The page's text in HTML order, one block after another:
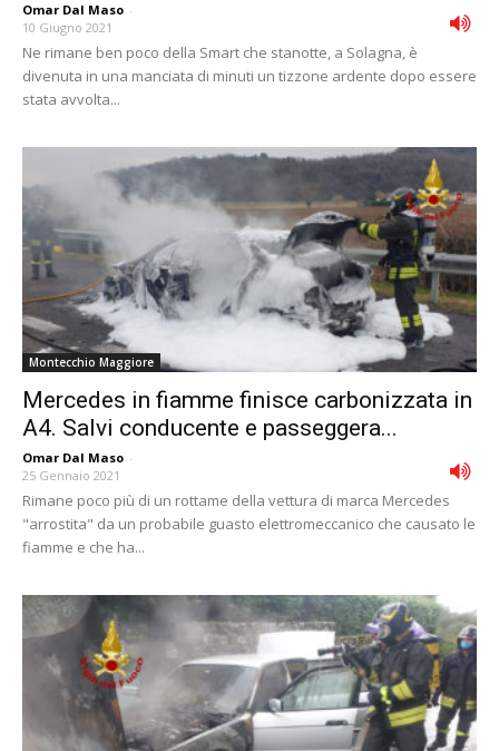
Omar Dal Maso -
10 Giugno 2021
Ne rimane ben poco della Smart che stanotte, a Solagna, è
divenuta in una manciata di minuti un tizzone ardente dopo essere
stata avvolta...
Montecchio Maggiore
Mercedes in fiamme finisce carbonizzata in
A4. Salvi conducente e passeggera...
Omar Dal Maso -
25 Gennaio 2021
Rimane poco più di un rottame della vettura di marca Mercedes
"arrostita" da un probabile guasto elettromeccanico che causato le
fiamme e che ha...